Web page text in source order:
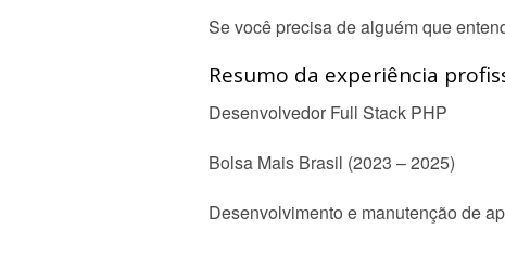
Se você precisa de alguém que
Resumo da experiência
Desenvolvedor Full Stack PHP
Bolsa Mais Brasil (2023 – 2025)
Desenvolvimento e manutenção de